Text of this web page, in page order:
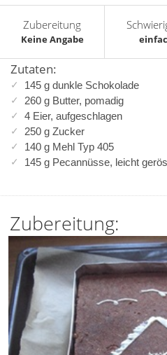
Zubereitung
Keine Angabe
Zutaten:
145 g dunkle Schokolade
260 g Butter, pomadig
4 Eier, aufgeschlagen
250 g Zucker
140 g Mehl Typ 405
145 g Pecannüsse, leicht
Zubereitung: